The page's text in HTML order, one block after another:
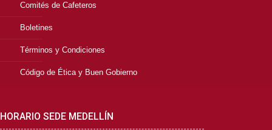
Comités de Cafeteros
Boletines
Términos y Condiciones
Código de Ética y Buen Gobierno
HORARIO SEDE MEDELLÍN